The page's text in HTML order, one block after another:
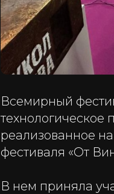
Всемирный
технологическое
реализованное
фестиваля «От
В нем приняла